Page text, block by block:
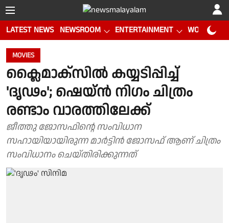
LATEST NEWS NEWSROOM ENTERTAINMENT WORLD CUP
MOVIES
ക്ലൈമാക്സിൽ കയ്യടിപ്പിച്ച്
'ദൃഢം'; ഷെയ്ൻ നിഗം ചിത്രം
രണ്ടാം വാരത്തിലേക്ക്
ജീത്തു ജോസഫിന്റെ സംവിധാന
സഹായിയായിരുന്ന മാർട്ടിൻ ജോസഫ് ആണ് ചിത്രം
സംവിധാനം ചെയ്തിരിക്കുന്നത്